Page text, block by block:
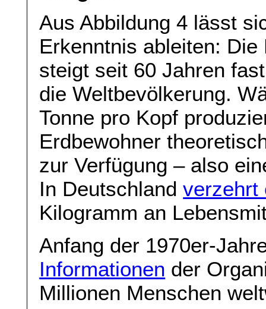
Aus Abbildung 4 lässt
Erkenntnis ableiten:
steigt seit 60 Jahren
die Weltbevölkerung.
Tonne pro Kopf
Erdbewohner
zur Verfügung – also
In Deutschlandverzehrt
Kilogramm an
Anfang der 1970er-
Informationen der
Millionen Menschen